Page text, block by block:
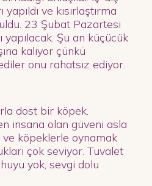
ve kısırlaştırma
23 Şubat Pazartesi
yapılacak. Şu an küçücük
kalıyor çünkü
onu rahatsız ediyor.
dost bir köpek.
insana olan güveni asla
ve köpeklerle oynamak
çok seviyor. Tuvalet
yok, sevgi dolu